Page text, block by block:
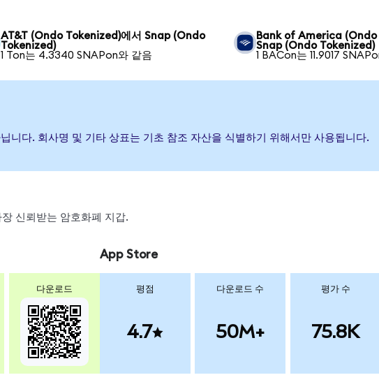
AT&T (Ondo Tokenized)에서 Snap (Ondo
Tokenized)
1 Ton는 4.3340 SNAPon와 같음
Bank of America (Ondo
Snap (Ondo Tokenized)
1 BACon는 11.9017
니다. 회사명 및 기타 상표는 기초 참조 자산을 식별하기 위해서만 사용됩니다.
신뢰받는 암호화폐 지갑.
다운로드
App Store
평점
4.7
다운로드 수
50M+
평가 수
75.8K